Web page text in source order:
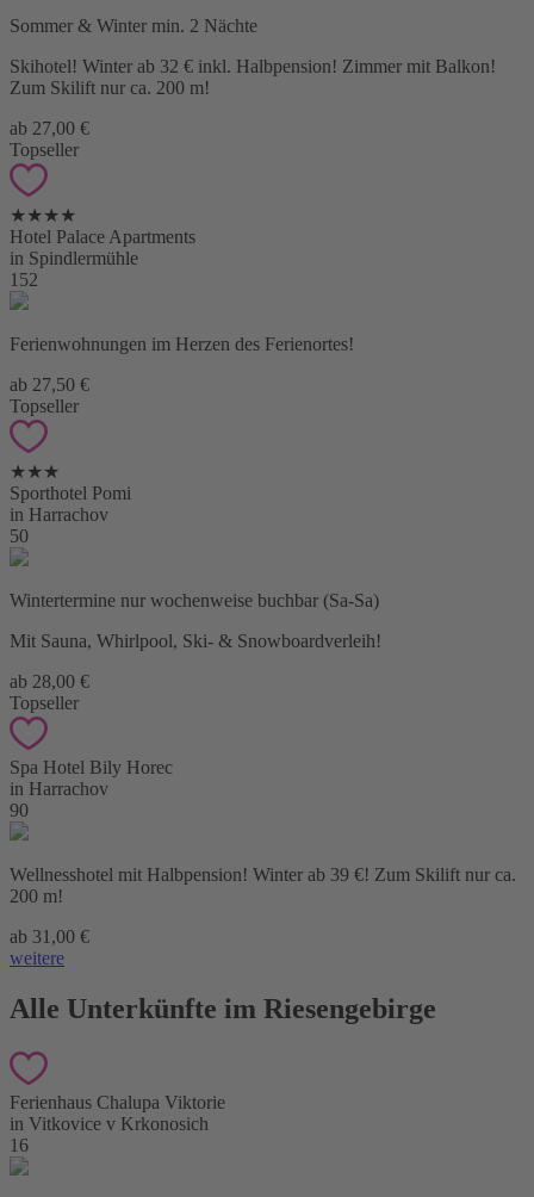
Sommer & Winter min. 2 Nächte
Skihotel! Winter ab 32 € inkl. Halbpension! Zimmer mit Balkon!
Zum Skilift nur ca. 200 m!
ab 27,00 €
Topseller
★★★★
Hotel Palace Apartments
in Spindlermühle
152
Ferienwohnungen im Herzen des Ferienortes!
ab 27,50 €
Topseller
★★★
Sporthotel Pomi
in Harrachov
50
Wintertermine nur wochenweise buchbar (Sa-Sa)
Mit Sauna, Whirlpool, Ski- & Snowboardverleih!
ab 28,00 €
Topseller
Spa Hotel Bily Horec
in Harrachov
90
Wellnesshotel mit Halbpension! Winter ab 39 €! Zum Skilift nur ca.
200 m!
ab 31,00 €
weitere
Alle Unterkünfte im Riesengebirge
Ferienhaus Chalupa Viktorie
in Vitkovice v Krkonosich
16